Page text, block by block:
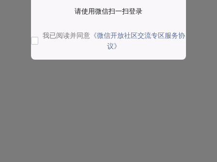
请使用微信扫一扫登录
我已阅读并同意 《微信开放社区交流专区服务协
议》